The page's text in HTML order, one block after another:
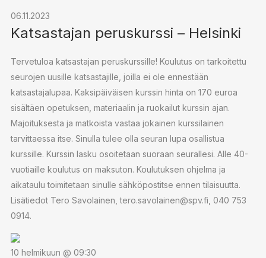
06.11.2023
Katsastajan peruskurssi – Helsinki
Tervetuloa katsastajan peruskurssille! Koulutus on tarkoitettu
seurojen uusille katsastajille, joilla ei ole ennestään
katsastajalupaa. Kaksipäiväisen kurssin hinta on 170 euroa
sisältäen opetuksen, materiaalin ja ruokailut kurssin ajan.
Majoituksesta ja matkoista vastaa jokainen kurssilainen
tarvittaessa itse. Sinulla tulee olla seuran lupa osallistua
kurssille. Kurssin lasku osoitetaan suoraan seurallesi. Alle 40-
vuotiaille koulutus on maksuton. Koulutuksen ohjelma ja
aikataulu toimitetaan sinulle sähköpostitse ennen tilaisuutta.
Lisätiedot Tero Savolainen, tero.savolainen@spv.fi, 040 753
0914.
10 helmikuun @ 09:30